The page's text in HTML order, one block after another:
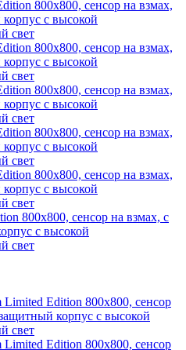
800х800, сенсор на взмах, c
с высокой
свет